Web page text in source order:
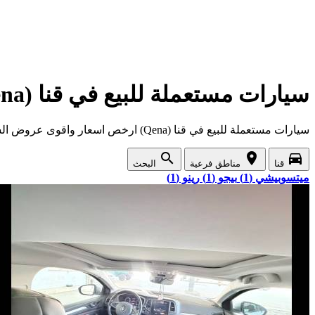
سيارات مستعملة للبيع في قنا (Qena)
سيارات مستعملة للبيع في قنا (Qena) ارخص اسعار واقوى عروض السيارات المستعملة في قنا
directions_car قنا location_on مناطق فرعية search البحث
ميتسوبيشي (1) بيجو (1) رينو (1)